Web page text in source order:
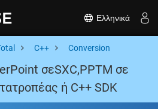
Ελληνικά
C++ Conversion
σεSXC,PPTM σε
ή C++ SDK